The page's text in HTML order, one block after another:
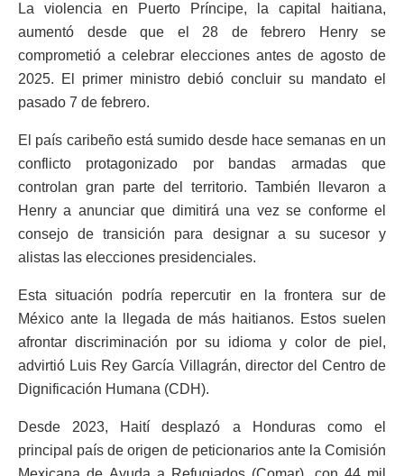
La violencia en Puerto Príncipe, la capital haitiana,
aumentó desde que el 28 de febrero Henry se
comprometió a celebrar elecciones antes de agosto de
2025. El primer ministro debió concluir su mandato el
pasado 7 de febrero.
El país caribeño está sumido desde hace semanas en un
conflicto protagonizado por bandas armadas que
controlan gran parte del territorio. También llevaron a
Henry a anunciar que dimitirá una vez se conforme el
consejo de transición para designar a su sucesor y
alistas las elecciones presidenciales.
Esta situación podría repercutir en la frontera sur de
México ante la llegada de más haitianos. Estos suelen
afrontar discriminación por su idioma y color de piel,
advirtió Luis Rey García Villagrán, director del Centro de
Dignificación Humana (CDH).
Desde 2023, Haití desplazó a Honduras como el
principal país de origen de peticionarios ante la Comisión